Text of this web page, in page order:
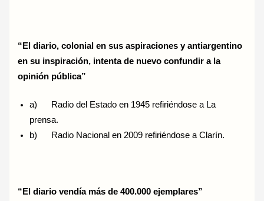
“El diario, colonial en sus aspiraciones y antiargentino
en su inspiración, intenta de nuevo confundir a la
opinión pública”
a) Radio del Estado en 1945 refiriéndose a La
prensa.
b) Radio Nacional en 2009 refiriéndose a Clarín.
“El diario vendía más de 400.000 ejemplares”